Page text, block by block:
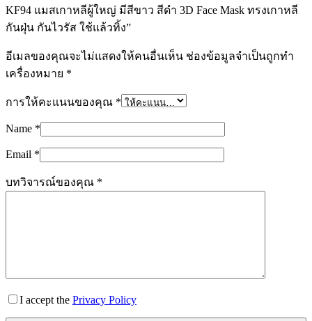
KF94 แมสเกาหลีผู้ใหญ่ มีสีขาว สีดำ 3D Face Mask ทรงเกาหลี
กันฝุ่น กันไวรัส ใช้แล้วทิ้ง”
อีเมลของคุณจะไม่แสดงให้คนอื่นเห็น ช่องข้อมูลจำเป็นถูกทำ
เครื่องหมาย *
การให้คะแนนของคุณ *
Name *
Email *
บทวิจารณ์ของคุณ *
I accept the Privacy Policy